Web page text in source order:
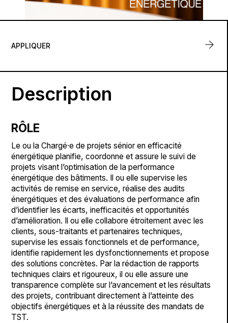
APPLIQUER
Description
RÔLE
Le ou la Chargé·e de projets sénior en efficacité
énergétique planifie, coordonne et assure le suivi de
projets visant l’optimisation de la performance
énergétique des bâtiments. Il ou elle supervise les
activités de remise en service, réalise des audits
énergétiques et des évaluations de performance afin
d’identifier les écarts, inefficacités et opportunités
d’amélioration. Il ou elle collabore étroitement avec les
clients, sous-traitants et partenaires techniques,
supervise les essais fonctionnels et de performance,
identifie rapidement les dysfonctionnements et propose
des solutions concrètes. Par la rédaction de rapports
techniques clairs et rigoureux, il ou elle assure une
transparence complète sur l’avancement et les résultats
des projets, contribuant directement à l’atteinte des
objectifs énergétiques et à la réussite des mandats de
TST.